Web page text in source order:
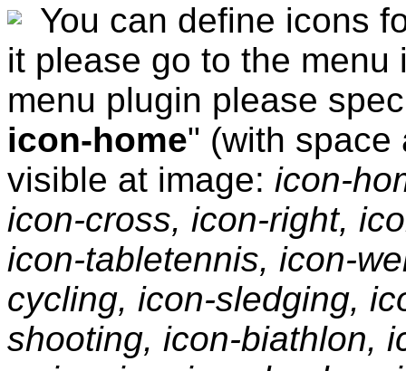
You can define icons
it please go to the
menu plugin please
icon-home" (with space
visible at image: icon-
icon-cross, icon-right,
icon-tabletennis, icon-
cycling, icon-sledging,
shooting, icon-biathlon,